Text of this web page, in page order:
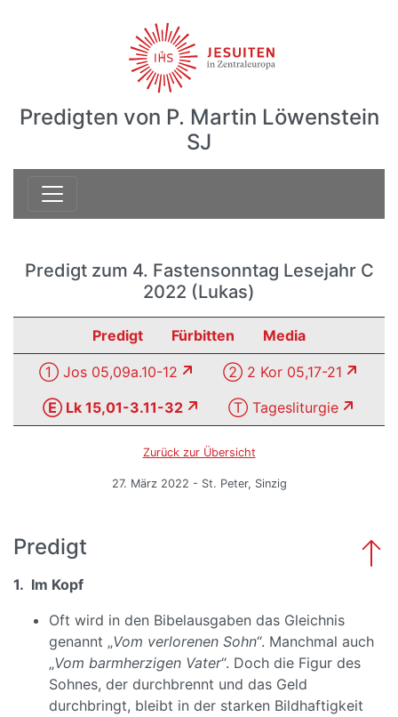
Predigten von P. Martin Löwenstein
SJ
Predigt zum 4. Fastensonntag Lesejahr C
2022 (Lukas)
Predigt Fürbitten Media
① Jos 05,09a.10-12
② 2 Kor 05,17-21
Ⓔ Lk 15,01-3.11-32
Ⓣ Tagesliturgie
Zurück zur Übersicht
27. März 2022 - St. Peter, Sinzig
Predigt
1. Im Kopf
Oft wird in den Bibelausgaben das Gleichnis
genannt „Vom verlorenen Sohn“. Manchmal auch
„Vom barmherzigen Vater“. Doch die Figur des
Sohnes, der durchbrennt und das Geld
durchbringt, bleibt in der starken Bildhaftigkeit